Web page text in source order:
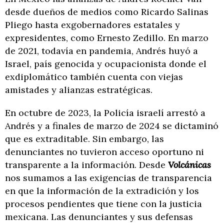
desde dueños de medios como Ricardo Salinas
Pliego hasta exgobernadores estatales y
expresidentes, como Ernesto Zedillo. En marzo
de 2021, todavía en pandemia, Andrés huyó a
Israel, país genocida y ocupacionista donde el
exdiplomático también cuenta con viejas
amistades y alianzas estratégicas.
En octubre de 2023, la Policía israelí arrestó a
Andrés y a finales de marzo de 2024 se dictaminó
que es extraditable. Sin embargo, las
denunciantes no tuvieron acceso oportuno ni
transparente a la información. Desde Volcánicas
nos sumamos a las exigencias de transparencia
en que la información de la extradición y los
procesos pendientes que tiene con la justicia
mexicana. Las denunciantes y sus defensas